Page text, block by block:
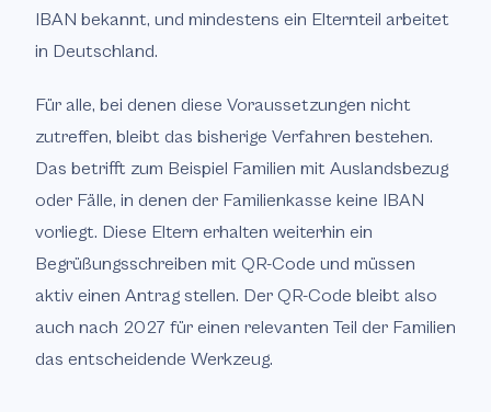
IBAN bekannt, und mindestens ein Elternteil arbeitet
in Deutschland.
Für alle, bei denen diese Voraussetzungen nicht
zutreffen, bleibt das bisherige Verfahren bestehen.
Das betrifft zum Beispiel Familien mit Auslandsbezug
oder Fälle, in denen der Familienkasse keine IBAN
vorliegt. Diese Eltern erhalten weiterhin ein
Begrüßungsschreiben mit QR-Code und müssen
aktiv einen Antrag stellen. Der QR-Code bleibt also
auch nach 2027 für einen relevanten Teil der Familien
das entscheidende Werkzeug.